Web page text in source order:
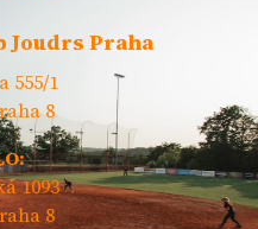
Joudrs Praha
555/1
8
1093
8